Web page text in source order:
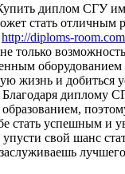
диплoм СГУ
стать отличным
http://diploms-
и добиться
Благодаря
стать успешным и
свой шанс